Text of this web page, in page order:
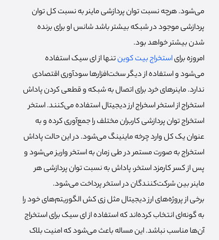
می‌شود. هرچه نسبت توان پردازشی ماینر به نسبت کل توان
پردازشی موجود در شبکه بیشتر باشد شانس او برای برنده
شدن بیشتر خواهد بود.
امروزه برایاستخراج بیت کوینتنها از ای سیک استفاده
می‌شود و استفاده از دیگر سخت‌افزارها سودآوری اقتصادی
ندارد. ماینرهای خرد برای اتصال به شبکه و قطعی کردن پاداش
استخراج از استخر اسخراج ارز دیجیتال استفاده می‌کنند. استخر
استخراج توان پردازشی کاربران مختلف را جمع‌آوری کرده و به
عنوان یک کل وارد چرخه ماینینگ می‌شود. در این حالت پاداش
استخراج به صورت مستمر در طی زمان به استخر واریز می‌شود و
پس از کسر کارمزد استخر، پاداش به نسبت توان پردازشی هر
ماینر بین شرکت‌کنندگان در استخر پرداخت می‌شود.
برخی از پروژه‌های ارز دیجیتال مثل زی کش الگوریتم‌های خود را
به گونه‌ای انتخاب کرده‌اند که استفاده از ای سیک برای استخراج
آن‌ها مناسب نباشد. این مساله باعث می‌شود که امنیت بلاک